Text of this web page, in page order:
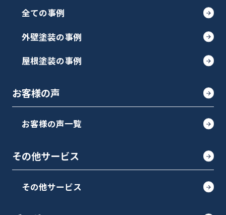
全ての事例
外壁塗装の事例
屋根塗装の事例
お客様の声
お客様の声一覧
その他サービス
その他サービス